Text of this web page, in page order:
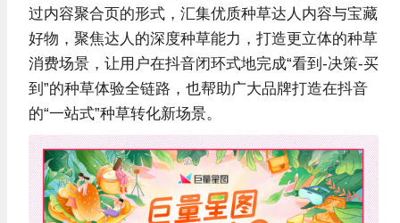
过内容聚合页的形式，汇集优质种草达人内容与宝藏
好物，聚焦达人的深度种草能力，打造更立体的种草
消费场景，让用户在抖音闭环式地完成“看到-决策-买
到”的种草体验全链路，也帮助广大品牌打造在抖音
的“一站式”种草转化新场景。